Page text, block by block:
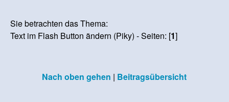
Sie betrachten das Thema:
Text im Flash Button ändern (Piky) - Seiten: [1]
Nach oben gehen | Beitragsübersicht